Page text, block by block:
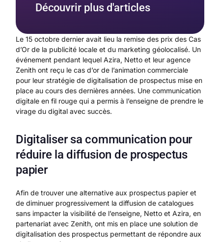
Le 15 octobre dernier avait lieu la remise des prix des Cas
d’Or de la publicité locale et du marketing géolocalisé. Un
événement pendant lequel Azira, Netto et leur agence
Zenith ont reçu le cas d’or de l’animation commerciale
pour leur stratégie de digitalisation de prospectus mise en
place au cours des dernières années. Une communication
digitale en fil rouge qui a permis à l’enseigne de prendre le
virage du digital avec succès.
Digitaliser sa communication pour
réduire la diffusion de prospectus
papier
Afin de trouver une alternative aux prospectus papier et
de diminuer progressivement la diffusion de catalogues
sans impacter la visibilité de l’enseigne, Netto et Azira, en
partenariat avec Zenith, ont mis en place une solution de
digitalisation des prospectus permettant de répondre aux
Découvrir plus d'articles